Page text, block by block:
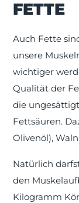
FETTE
Auch Fette
unsere
wichtiger
Qualität der
die
Fettsäuren.
Olivenöl),
Natürlich
den
Kilogramm